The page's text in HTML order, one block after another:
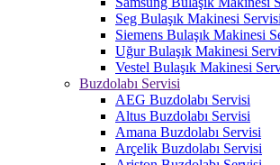
Seg Bulaşık Makinesi Servisi
Siemens Bulaşık Makinesi
Uğur Bulaşık Makinesi
Vestel Bulaşık Makinesi
Buzdolabı Servisi
AEG Buzdolabı Servisi
Altus Buzdolabı Servisi
Amana Buzdolabı Servisi
Arçelik Buzdolabı Servisi